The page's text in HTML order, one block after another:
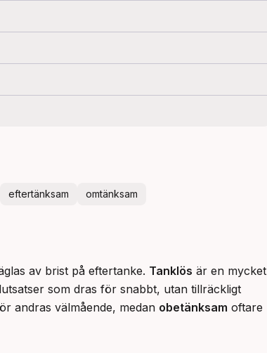
eftertänksam omtänksam
av brist på eftertanke. Tanklös är en mycket
som dras för snabbt, utan tillräckligt
andras välmående, medan obetänksam oftare